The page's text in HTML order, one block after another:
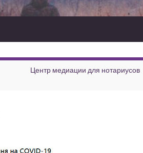
Центр медиации для нотариусов